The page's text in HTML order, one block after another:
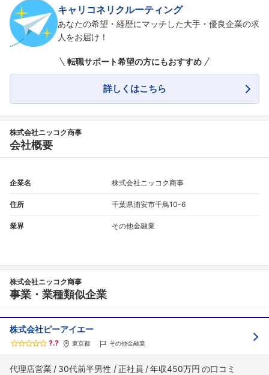
キャリコネリクルーティング
あなたの希望・経歴にマッチした大手・優良企業の求
人をお届け！
転職サポート希望の方にもおすすめ
詳しくはこちら
株式会社ニッコク商事
会社概要
企業名 株式会社ニッコク商事
住所 千葉県浦安市千鳥10-6
業界 その他金融業
株式会社ニッコク商事
事業・業種類似企業
株式会社ピーアイエー
?.? 東京都 その他金融業
代理店営業 30代前半男性 正社員 年収450万円